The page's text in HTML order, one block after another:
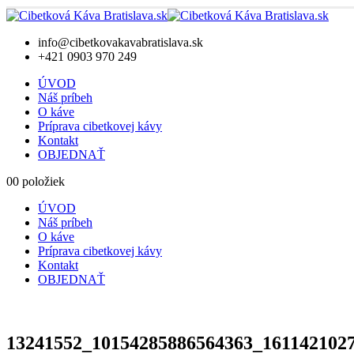
info@cibetkovakavabratislava.sk
+421 0903 970 249
ÚVOD
Náš príbeh
O káve
Príprava cibetkovej kávy
Kontakt
OBJEDNAŤ
00 položiek
ÚVOD
Náš príbeh
O káve
Príprava cibetkovej kávy
Kontakt
OBJEDNAŤ